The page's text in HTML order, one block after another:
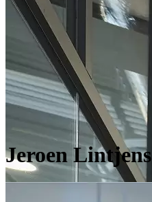
Jeroen Lintjens